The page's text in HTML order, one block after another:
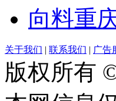
向料重
关于我们 | 联系我们 | 广告
版权所有